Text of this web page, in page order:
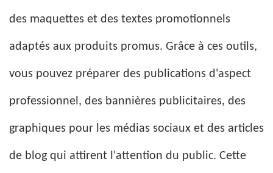
des maquettes et des textes promotionnels
adaptés aux produits promus. Grâce à ces outils,
vous pouvez préparer des publications d'aspect
professionnel, des bannières publicitaires, des
graphiques pour les médias sociaux et des articles
de blog qui attirent l'attention du public. Cette